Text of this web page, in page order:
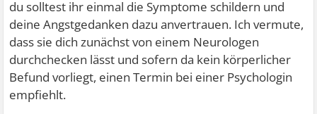
du solltest ihr einmal die Symptome schildern und
deine Angstgedanken dazu anvertrauen. Ich vermute,
dass sie dich zunächst von einem Neurologen
durchchecken lässt und sofern da kein körperlicher
Befund vorliegt, einen Termin bei einer Psychologin
empfiehlt.